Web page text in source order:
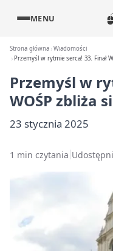
MENU
Strona główna Wiadomości
Przemyśl w rytmie serca! 33. Finał
Przemyśl w
WOŚP zbliża
23 stycznia 2025
1 min czytania